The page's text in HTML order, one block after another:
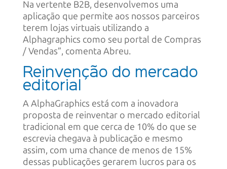
Na vertente B2B, desenvolvemos uma
aplicação que permite aos nossos parceiros
terem lojas virtuais utilizando a
Alphagraphics como seu portal de Compras
/ Vendas”, comenta Abreu.
Reinvenção do mercado
editorial
A AlphaGraphics está com a inovadora
proposta de reinventar o mercado editorial
tradicional em que cerca de 10% do que se
escrevia chegava à publicação e mesmo
assim, com uma chance de menos de 15%
dessas publicações gerarem lucros para os